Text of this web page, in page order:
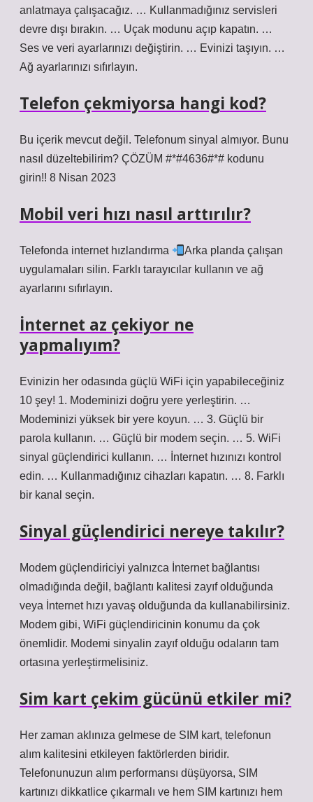
anlatmaya çalışacağız. … Kullanmadığınız servisleri
devre dışı bırakın. … Uçak modunu açıp kapatın. …
Ses ve veri ayarlarınızı değiştirin. … Evinizi taşıyın. …
Ağ ayarlarınızı sıfırlayın.
Telefon çekmiyorsa hangi kod?
Bu içerik mevcut değil. Telefonum sinyal almıyor. Bunu
nasıl düzeltebilirim? ÇÖZÜM #*#4636#*# kodunu
girin!! 8 Nisan 2023
Mobil veri hızı nasıl arttırılır?
Telefonda internet hızlandırma
Arka planda çalışan
uygulamaları silin. Farklı tarayıcılar kullanın ve ağ
ayarlarını sıfırlayın.
İnternet az çekiyor ne
yapmalıyım?
Evinizin her odasında güçlü WiFi için yapabileceğiniz
10 şey! 1. Modeminizi doğru yere yerleştirin. …
Modeminizi yüksek bir yere koyun. … 3. Güçlü bir
parola kullanın. … Güçlü bir modem seçin. … 5. WiFi
sinyal güçlendirici kullanın. … İnternet hızınızı kontrol
edin. … Kullanmadığınız cihazları kapatın. … 8. Farklı
bir kanal seçin.
Sinyal güçlendirici nereye takılır?
Modem güçlendiriciyi yalnızca İnternet bağlantısı
olmadığında değil, bağlantı kalitesi zayıf olduğunda
veya İnternet hızı yavaş olduğunda da kullanabilirsiniz.
Modem gibi, WiFi güçlendiricinin konumu da çok
önemlidir. Modemi sinyalin zayıf olduğu odaların tam
ortasına yerleştirmelisiniz.
Sim kart çekim gücünü etkiler mi?
Her zaman aklınıza gelmese de SIM kart, telefonun
alım kalitesini etkileyen faktörlerden biridir.
Telefonunuzun alım performansı düşüyorsa, SIM
kartınızı dikkatlice çıkarmalı ve hem SIM kartınızı hem